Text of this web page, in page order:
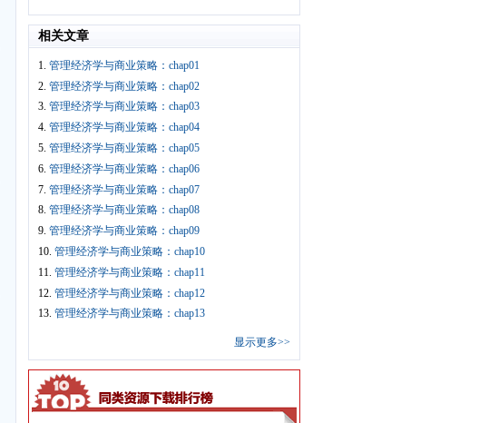
相关文章
1. 管理经济学与商业策略：chap01
2. 管理经济学与商业策略：chap02
3. 管理经济学与商业策略：chap03
4. 管理经济学与商业策略：chap04
5. 管理经济学与商业策略：chap05
6. 管理经济学与商业策略：chap06
7. 管理经济学与商业策略：chap07
8. 管理经济学与商业策略：chap08
9. 管理经济学与商业策略：chap09
10. 管理经济学与商业策略：chap10
11. 管理经济学与商业策略：chap11
12. 管理经济学与商业策略：chap12
13. 管理经济学与商业策略：chap13
显示更多>>